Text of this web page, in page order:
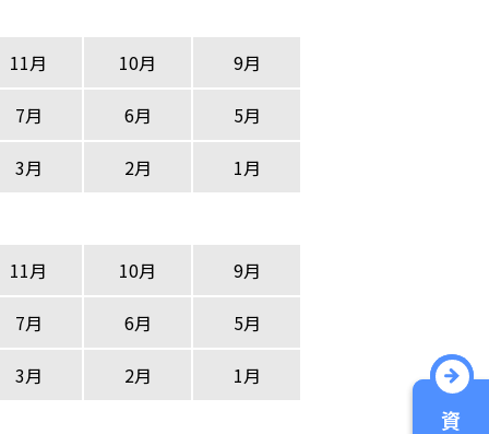
11月 10月
9月
7月 6月
5月
3月 2月
1月
11月 10月
9月
7月 6月
5月
3月 2月
1月